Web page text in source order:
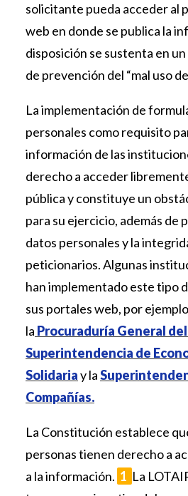
solicitante pueda acceder al
web en donde se publica la
disposición se sustenta en
de prevención del “mal uso
La implementación de
personales como requisito
información de las
derecho a acceder
pública y constituye un
para su ejercicio, además de
datos personales y la
peticionarios. Algunas
han implementado este tipo
sus portales web, por
la Procuraduría General
Superintendencia de
Solidariay la
Compañías.
La Constitución establece
personas tienen derecho a
a la información. 1 La